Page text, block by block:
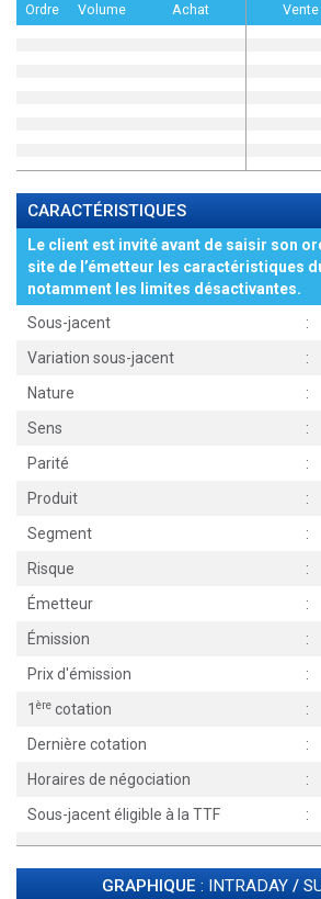
Ordre Volume Achat Vente
CARACTÉRISTIQUES
Le client est invité avant de saisir son
site de l’émetteur les caractéristiques
notamment les limites désactivantes.
Sous-jacent
:
Variation sous-jacent
:
Nature
:
Sens
:
Parité
:
Produit
:
Segment
:
Risque
:
Émetteur
:
Émission
:
Prix d'émission
:
1 ère cotation
:
Dernière cotation
:
Horaires de négociation
:
Sous-jacent éligible à la TTF
:
GRAPHIQUE : INTRADAY/